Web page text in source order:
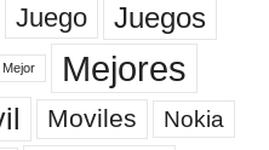
Juego Juegos
Mejor Mejores
Moviles Nokia